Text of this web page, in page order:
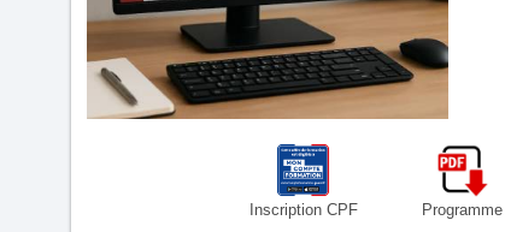
Inscription CPF Programme